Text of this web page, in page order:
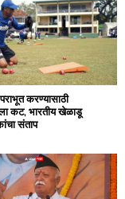
करण्यासाठी
कट, भारतीय खेळाडू
संताप